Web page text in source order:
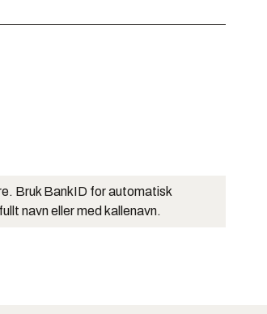
Bruk BankID for automatisk
navn eller med kallenavn.